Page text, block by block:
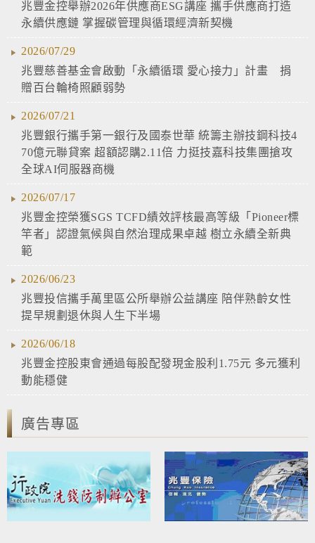
兆豐金控舉辦2026年供應商ESG講座 攜手供應商打造
永續供應鏈 掌握碳管理與循環經濟新契機
2026/07/29
兆豐慈善基金會啟動「永續循環 愛心接力」計畫 捐
贈百台輪椅照顧弱勢
2026/07/21
兆豐銀行攜手第一銀行及國泰世華 統籌主辦技鋼科技4
70億元聯貸案 超額認購2.11倍 力挺技嘉科技集團搶攻
全球AI伺服器商機
2026/07/17
兆豐金控榮獲SGS TCFD績效評核最高等級「Pioneer標
竿者」認證氣候與自然治理成果卓越 樹立永續全新典
範
2026/06/23
兆豐投信攜手萬里區公所舉辦公益講座 陪伴熟齡女性
提早規劃退休與人生下半場
2026/06/18
兆豐金控股東會通過每股配發現金股利1.75元 多元獲利
動能穩健
廣告專區